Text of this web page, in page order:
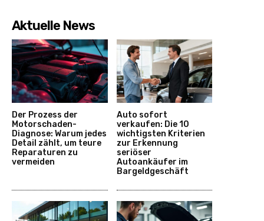
Aktuelle News
Der Prozess der
Motorschaden-
Diagnose: Warum jedes
Detail zählt, um teure
Reparaturen zu
vermeiden
Auto sofort
verkaufen: Die 10
wichtigsten Kriterien
zur Erkennung
seriöser
Autoankäufer im
Bargeldgeschäft